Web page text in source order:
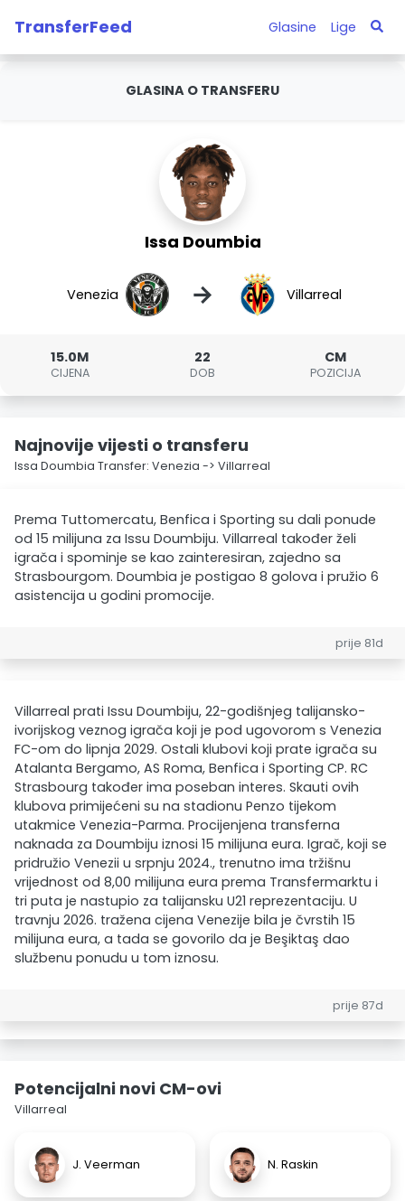
TransferFeed Glasine Lige
GLASINA O TRANSFERU
Issa Doumbia
Venezia → Villarreal
15.0M
CIJENA
22
DOB
CM
POZICIJA
Najnovije vijesti o transferu
Issa Doumbia Transfer: Venezia -> Villarreal
Prema Tuttomercatu, Benfica i Sporting su dali ponude
od 15 milijuna za Issu Doumbiju. Villarreal također želi
igrača i spominje se kao zainteresiran, zajedno sa
Strasbourgom. Doumbia je postigao 8 golova i pružio 6
asistencija u godini promocije.
prije 81d
Villarreal prati Issu Doumbiju, 22-godišnjeg talijansko-
ivorijskog veznog igrača koji je pod ugovorom s Venezia
FC-om do lipnja 2029. Ostali klubovi koji prate igrača su
Atalanta Bergamo, AS Roma, Benfica i Sporting CP. RC
Strasbourg također ima poseban interes. Skauti ovih
klubova primijećeni su na stadionu Penzo tijekom
utakmice Venezia-Parma. Procijenjena transferna
naknada za Doumbiju iznosi 15 milijuna eura. Igrač, koji se
pridružio Venezii u srpnju 2024., trenutno ima tržišnu
vrijednost od 8,00 milijuna eura prema Transfermarktu i
tri puta je nastupio za talijansku U21 reprezentaciju. U
travnju 2026. tražena cijena Venezije bila je čvrstih 15
milijuna eura, a tada se govorilo da je Beşiktaş dao
službenu ponudu u tom iznosu.
prije 87d
Potencijalni novi CM-ovi
Villarreal
J. Veerman N. Raskin